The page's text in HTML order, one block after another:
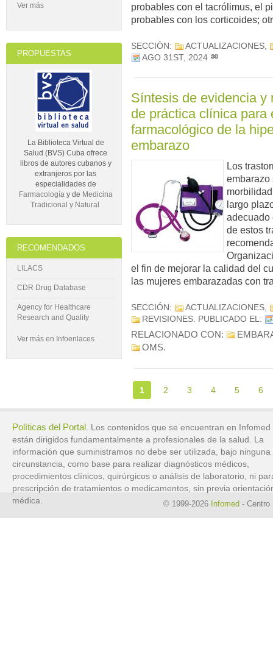
probables con el tacrólimus, el
probables con los corticoides;
SECCIÓN: ACTUALIZACIONES,
AGO 31ST, 2024
Síntesis de evidencia y
de práctica clínica para
farmacológico de la
embarazo
Los
embarazo
largo
adecuado
de estos
el fin de mejorar la calidad del
las mujeres embarazadas con
SECCIÓN: ACTUALIZACIONES,
REVISIONES. PUBLICADO EL:
RELACIONADO CON:
OMS.
1 2 3 4 5 6
Ver más
PROPUESTAS
La Biblioteca Virtual de
Salud (BVS) Cuba ofrece
libros de autores cubanos y
extranjeros por las
especialidades de
Farmacologíay de Medicina
Tradicional y Natural
RECOMENDADOS
LILACS
CDR Drug Database
Agency for Healthcare
Research and Quality
Ver más en Infoenlaces
Políticas del Portal. Los contenidos que se encuentran en Infomed
están dirigidos fundamentalmente a profesionales de la salud. La
información que suministramos no debe ser utilizada, bajo ninguna
circunstancia, como base para realizar diagnósticos médicos,
procedimientos clínicos, quirúrgicos o análisis de laboratorio, ni
prescripción de tratamientos o medicamentos, sin previa
médica.
© 1999-2026 Infomed - Centro